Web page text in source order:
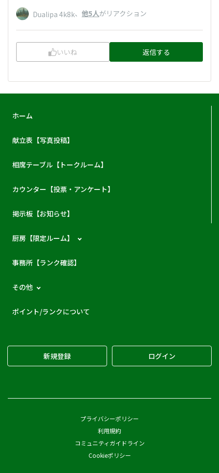
Dualipa 4k8k、 他5人がリアクション
いいね 返信する
ホーム
献立表【写真投稿】
相席テーブル【トークルーム】
カウンター【投票・アンケート】
掲示板【お知らせ】
厨房【限定ルーム】
事務所【ランク確認】
その他
ポイント/ランクについて
新規登録 ログイン
プライバシーポリシー
利用規約
コミュニティガイドライン
Cookieポリシー